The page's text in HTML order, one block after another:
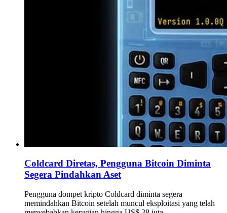
Coldcard Diretas, Pengguna Bitcoin Diminta
Segera Pindahkan Aset
Pengguna dompet kripto Coldcard diminta segera
memindahkan Bitcoin setelah muncul eksploitasi yang telah